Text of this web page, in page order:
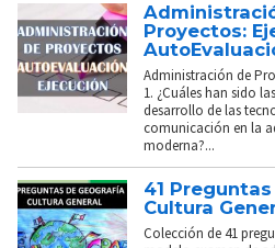
Proyectos:
Administración de
1. ¿Cuáles han sido
desarrollo de las
comunicación en la
moderna?...
41
Cultura
Colección de 41